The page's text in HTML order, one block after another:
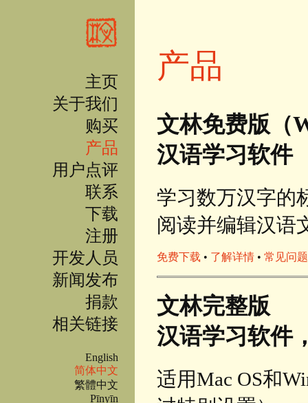
主页
关于我们
购买
产品
用户点评
联系
下载
注册
开发人员
新闻发布
捐款
相关链接
English
简体中文
繁體中文
Pīnyīn
产品
文林免费版（
汉语学习软件
学习数万汉字的
阅读并编辑汉语
免费下载 • 了解详情 • 常见问
文林完整版
汉语学习软件
适用Mac OS和